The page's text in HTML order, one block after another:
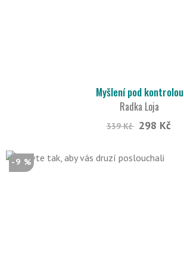
Myšlení pod kontrolou
Radka Loja
339 Kč 298 Kč
-9 %